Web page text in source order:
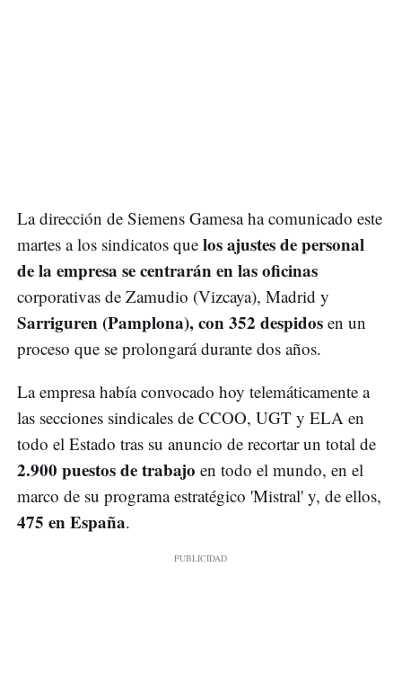
La dirección de Siemens Gamesa ha comunicado este
martes a los sindicatos que los ajustes de personal
de la empresa se centrarán en las oficinas
corporativas de Zamudio (Vizcaya), Madrid y
Sarriguren (Pamplona), con 352 despidos en un
proceso que se prolongará durante dos años.
La empresa había convocado hoy telemáticamente a
las secciones sindicales de CCOO, UGT y ELA en
todo el Estado tras su anuncio de recortar un total de
2.900 puestos de trabajo en todo el mundo, en el
marco de su programa estratégico 'Mistral' y, de ellos,
475 en España.